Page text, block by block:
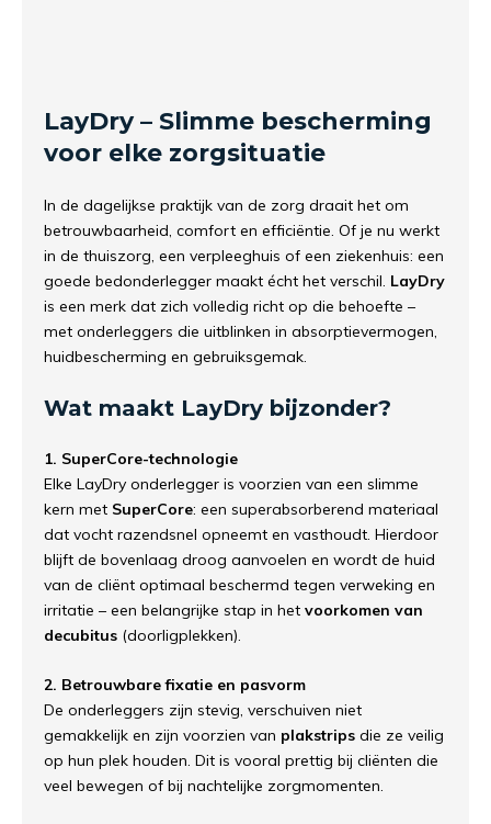
LayDry – Slimme bescherming
voor elke zorgsituatie
In de dagelijkse praktijk van de zorg draait het om
betrouwbaarheid, comfort en efficiëntie. Of je nu werkt
in de thuiszorg, een verpleeghuis of een ziekenhuis: een
goede bedonderlegger maakt écht het verschil. LayDry
is een merk dat zich volledig richt op die behoefte –
met onderleggers die uitblinken in absorptievermogen,
huidbescherming en gebruiksgemak.
Wat maakt LayDry bijzonder?
1. SuperCore-technologie
Elke LayDry onderlegger is voorzien van een slimme
kern met SuperCore: een superabsorberend materiaal
dat vocht razendsnel opneemt en vasthoudt. Hierdoor
blijft de bovenlaag droog aanvoelen en wordt de huid
van de cliënt optimaal beschermd tegen verweking en
irritatie – een belangrijke stap in het voorkomen van
decubitus (doorligplekken).
2. Betrouwbare fixatie en pasvorm
De onderleggers zijn stevig, verschuiven niet
gemakkelijk en zijn voorzien van plakstrips die ze veilig
op hun plek houden. Dit is vooral prettig bij cliënten die
veel bewegen of bij nachtelijke zorgmomenten.